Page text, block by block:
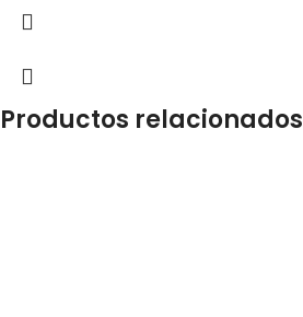
Productos relacionados